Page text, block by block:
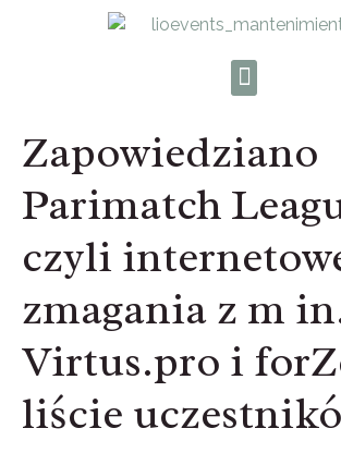
Zapowiedziano
Parimatch
czyli
zmagania z m
Virtus.pro i
liście